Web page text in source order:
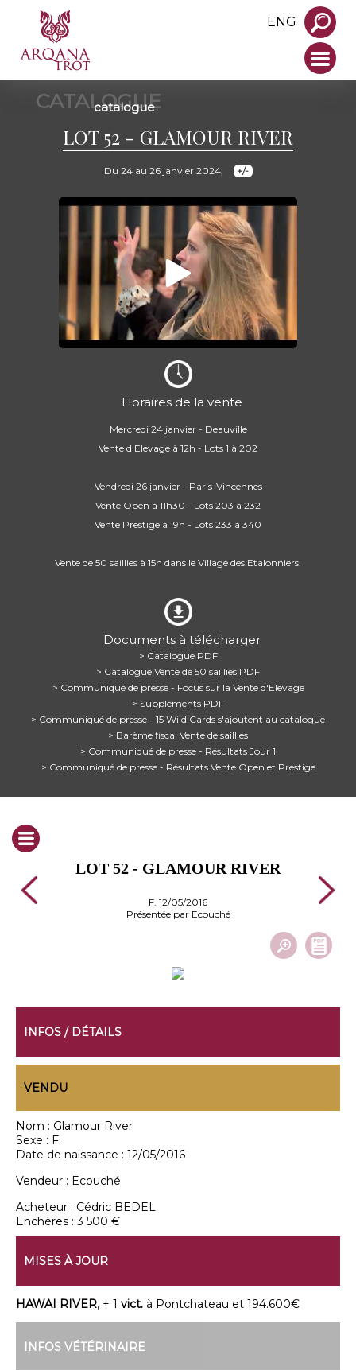
ENG
CATALOGUE
catalogue
LOT 52 - GLAMOUR RIVER
Du 24 au 26 janvier 2024,
Horaires de la vente
Mercredi 24 janvier - Deauville
Vente d'Elevage à 12h - Lots 1 à 202
Vendredi 26 janvier - Paris-Vincennes
Vente Open à 11h30 - Lots 203 à 232
Vente Prestige à 19h - Lots 233 à 340
Vente de 50 saillies à 15h dans le Village des Etalonniers.
Documents à télécharger
> Catalogue PDF
> Catalogue Vente de 50 saillies PDF
> Communiqué de presse - Focus sur la Vente d'Elevage
> Suppléments PDF
> Communiqué de presse - 15 Wild Cards s'ajoutent au catalogue
> Barème fiscal Vente de saillies
> Communiqué de presse - Résultats Jour 1
> Communiqué de presse - Résultats Vente Open et Prestige
LOT 52 - GLAMOUR RIVER
F. 12/05/2016
Présentée par Ecouché
INFOS / DÉTAILS
VENDU
Nom : Glamour River
Sexe : F.
Date de naissance : 12/05/2016
Vendeur : Ecouché
Acheteur : Cédric BEDEL
Enchères :3 500 €
MISES À JOUR
HAWAI RIVER, + 1 vict. à Pontchateau et 194.600€
INFOS VÉTÉRINAIRE